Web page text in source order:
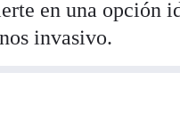
en una opción
invasivo.